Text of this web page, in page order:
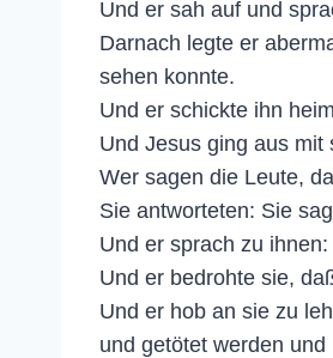
Und er sah auf und
Darnach legte er
sehen konnte.
Und er schickte ihn
Und Jesus ging aus
Wer sagen die Leute,
Sie antworteten: Sie
Und er sprach zu
Und er bedrohte sie,
Und er hob an sie zu
und getötet werden